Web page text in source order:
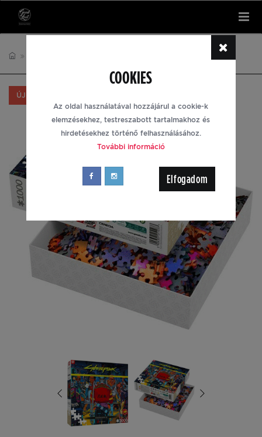
ÚJ
COOKIES
Az oldal használatával hozzájárul a cookie-k
elemzésekhez, testreszabott tartalmakhoz és
hirdetésekhez történő felhasználásához.
További információ
Elfogadom